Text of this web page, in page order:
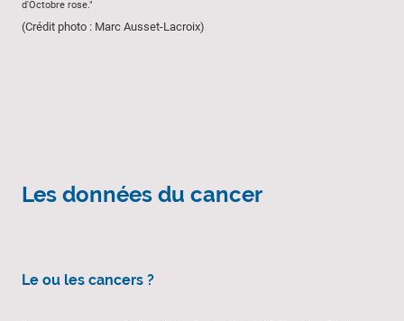
d'Octobre rose."
(Crédit photo : Marc Ausset-Lacroix)
Les données du cancer
Le ou les cancers ?